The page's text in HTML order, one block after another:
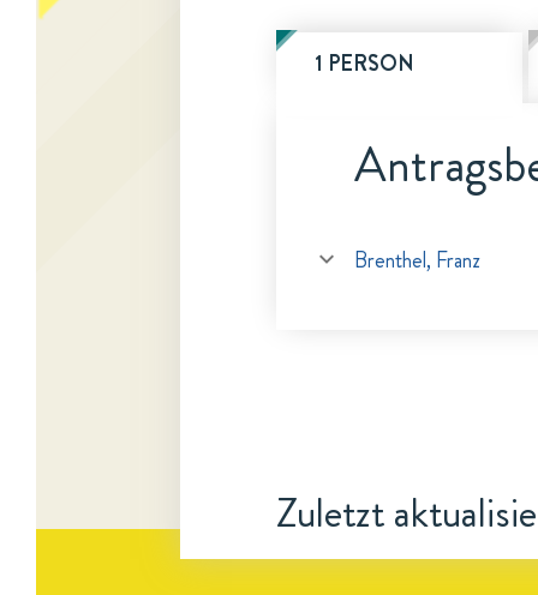
1 PERSON
Brenthel, Franz
Zuletzt